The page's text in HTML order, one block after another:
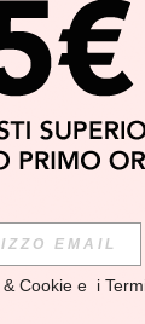
in
Cookie e  i